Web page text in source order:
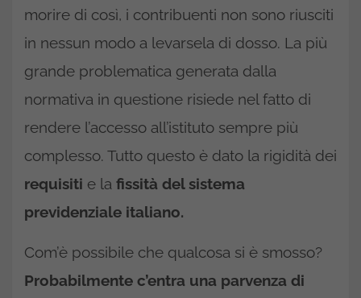
morire di così, i contribuenti non sono riusciti
in nessun modo a levarsela di dosso. La più
grande problematica generata dalla
normativa in questione risiede nel fatto di
rendere l’accesso all’istituto sempre più
complesso. Tutto questo è dato la rigidità dei
requisiti e la fissità del sistema
previdenziale italiano.
Com’è possibile che qualcosa si è smosso?
Probabilmente c’entra una parvenza di